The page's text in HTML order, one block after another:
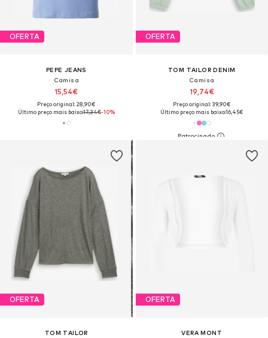
OFERTA
PEPE JEANS
Camisa
15,54€
Preço original: 28,90€
Último preço mais baixo:17,34€-10%
OFERTA
TOM TAILOR DENIM
Camisa
19,74€
Preço original: 39,90€
Último preço mais baixo:16,45€
OFERTA
TOM TAILOR
OFERTA
VERA MONT